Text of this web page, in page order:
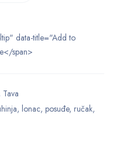
data-title="Add to
span>
Tava
, lonac, posuđe, ručak,